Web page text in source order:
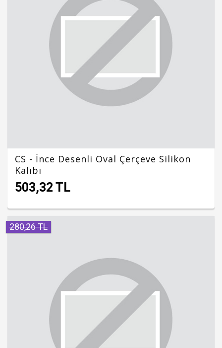
CS - İnce Desenli Oval Çerçeve Silikon
Kalıbı
503,32 TL
280,26 TL